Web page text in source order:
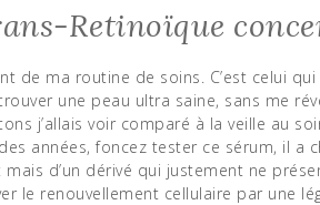
Retinoïque
de ma routine de soins. C’est celui
une peau ultra saine, sans me
j’allais voir comparé à la veille au
années, foncez tester ce sérum, il a
d’un dérivé qui justement ne
le renouvellement cellulaire par une